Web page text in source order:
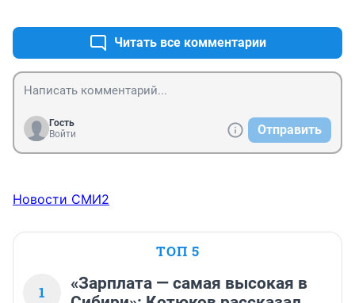
Читать все комментарии
Гость
Войти
Отправить
Новости СМИ2
ТОП 5
1
«Зарплата — самая высокая в